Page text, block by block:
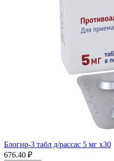
Блогир-3 табл д/рассас 5 мг x30
676.40 ₽